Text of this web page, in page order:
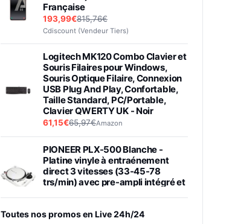
Française
193,99€815,76€
Cdiscount (Vendeur Tiers)
Logitech MK120 Combo Clavier et
Souris Filaires pour Windows,
Souris Optique Filaire, Connexion
USB Plug And Play, Confortable,
Taille Standard, PC/Portable,
Clavier QWERTY UK - Noir
61,15€65,97€Amazon
PIONEER PLX-500 Blanche -
Platine vinyle à entraénement
direct 3 vitesses (33-45-78
trs/min) avec pre-ampli intégré et
Toutes nos promos en Live 24h/24